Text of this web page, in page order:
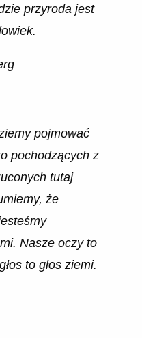
przyroda jest
pojmować
pochodzących z
tutaj
że
Nasze oczy to
to głos ziemi.